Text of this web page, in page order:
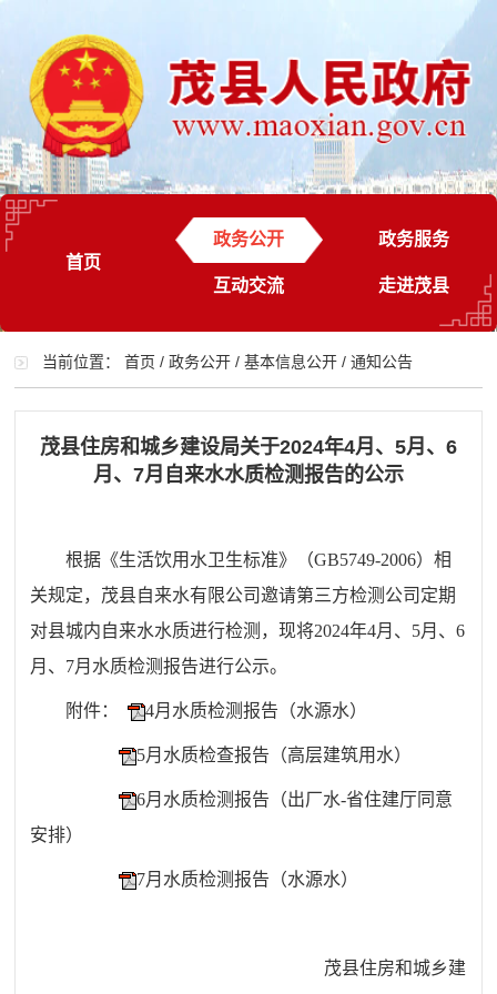
首页
政务公开 政务服务
互动交流 走进茂县
当前位置：首页 /政务公开 /基本信息公开 /通知公告
茂县住房和城乡建设局关于2024年4月、5月、6
月、7月自来水水质检测报告的公示
根据《生活饮用水卫生标准》（GB5749-2006）相
关规定，茂县自来水有限公司邀请第三方检测公司定期
对县城内自来水水质进行检测，现将2024年4月 、 5月、6
月、7月 水质检测报告进行公示。
附件： 4月水质检测报告（水源水）
5月水质检查报告（高层建筑用水）
6月水质检测报告（出厂水-省住建厅同意
安排）
7月水质检测报告（水源水）
茂县住房和城乡建